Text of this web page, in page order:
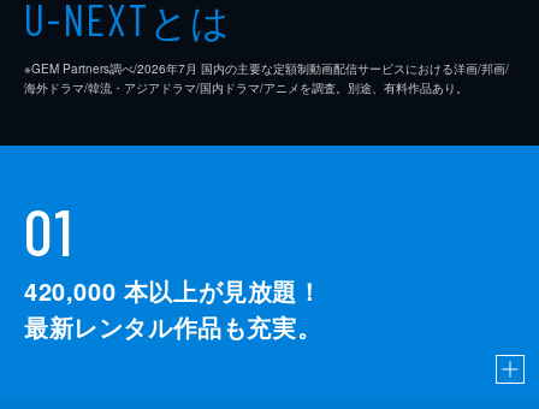
U-NEXTとは
※GEM Partners調べ/2026年7⽉ 国内の主要な定額制動画配信サービスにおける洋画/邦画/
海外ドラマ/韓流・アジアドラマ/国内ドラマ/アニメを調査。別途、有料作品あり。
01
420,000 本以上が見放題！
最新レンタル作品も充実。